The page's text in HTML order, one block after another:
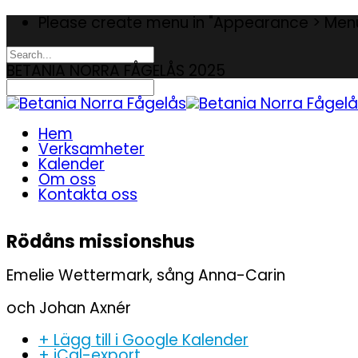
Please create menu in "Appearance >
BETANIA NORRA FÅGELÅS 2025
Hem
Verksamheter
Kalender
Om oss
Kontakta oss
Rödåns missionshus
Emelie Wettermark, sång Anna-Carin
och Johan Axnér
+ Lägg till i Google Kalender